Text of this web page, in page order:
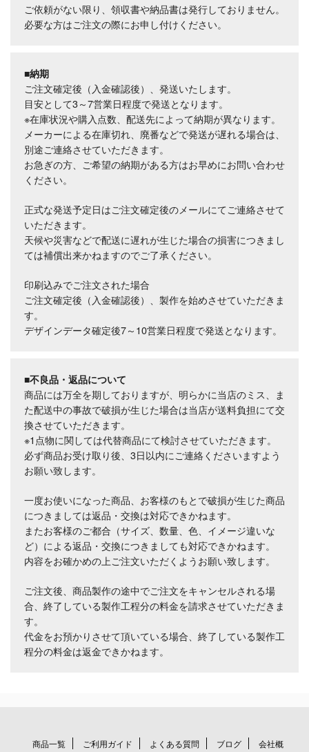
ご依頼がない限り、領収書や納品書は発行しておりません。
必要な方はご注文の際にお申し付けください。
■納期
ご注文確定後（入金確認後）、発送いたします。
目安として3～7営業日程度で発送となります。
※在庫状況や購入点数、配送先によって納期が異なります。
メーカーによる在庫切れ、廃番などで発送が遅れる場合は、
別途ご連絡させていただきます。
お急ぎの方、ご希望の納期がある方はお早めにお問い合わせ
ください。
正式な発送予定日はご注文確定後のメールにてご連絡させて
いただきます。
天候や災害などで配送に遅れが生じた場合の損害につきまし
ては補償出来かねますのでご了承ください。
印刷込みでご注文された場合
ご注文確定後（入金確認後）、製作を始めさせていただきま
す。
デザインデータ確定後7～10営業日程度で発送となります。
■不良品・返品について
商品には万全を期しておりますが、明らかに当店のミス、ま
た配送中の事故で破損が生じた場合は当店が送料負担にて交
換させていただきます。
※1点物に関しては代替商品にて検討させていただきます。
必ず商品お受け取り後、3日以内にご連絡くださいますよう
お願い致します。
一度お使いになった商品、お客様のもとで破損が生じた商品
につきましては返品・交換は対応できかねます。
またお客様のご都合（サイズ、数量、色、イメージ違いな
ど）による返品・交換につきましても対応できかねます。
内容をお確かめの上ご注文いただくようお願い致します。
ご注文後、商品製作の途中でご注文をキャンセルされる場
合、終了している製作工程分の料金を請求させていただきま
す。
代金をお預かりさせて頂いている場合、終了している製作工
程分の料金は返金できかねます。
商品一覧 ご利用ガイド よくある質問 ブログ
会社概